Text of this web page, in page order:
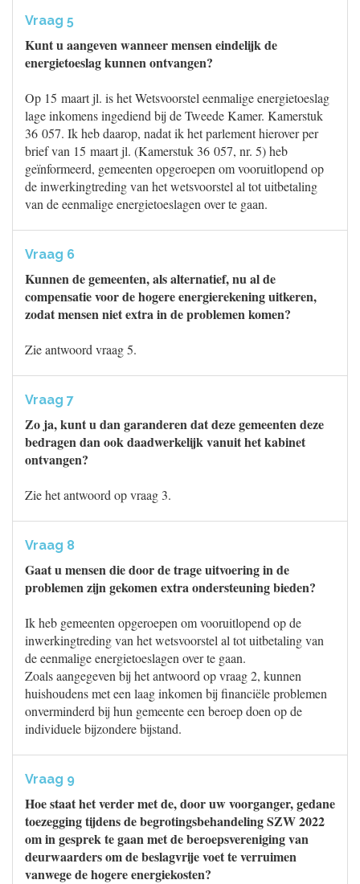
Vraag 5
Kunt u aangeven wanneer mensen eindelijk de
energietoeslag kunnen ontvangen?
Op 15 maart jl. is het Wetsvoorstel eenmalige energietoeslag
lage inkomens ingediend bij de Tweede Kamer. Kamerstuk
36 057. Ik heb daarop, nadat ik het parlement hierover per
brief van 15 maart jl. (Kamerstuk 36 057, nr. 5) heb
geïnformeerd, gemeenten opgeroepen om vooruitlopend op
de inwerkingtreding van het wetsvoorstel al tot uitbetaling
van de eenmalige energietoeslagen over te gaan.
Vraag 6
Kunnen de gemeenten, als alternatief, nu al de
compensatie voor de hogere energierekening uitkeren,
zodat mensen niet extra in de problemen komen?
Zie antwoord vraag 5.
Vraag 7
Zo ja, kunt u dan garanderen dat deze gemeenten deze
bedragen dan ook daadwerkelijk vanuit het kabinet
ontvangen?
Zie het antwoord op vraag 3.
Vraag 8
Gaat u mensen die door de trage uitvoering in de
problemen zijn gekomen extra ondersteuning bieden?
Ik heb gemeenten opgeroepen om vooruitlopend op de
inwerkingtreding van het wetsvoorstel al tot uitbetaling van
de eenmalige energietoeslagen over te gaan.
Zoals aangegeven bij het antwoord op vraag 2, kunnen
huishoudens met een laag inkomen bij financiële problemen
onverminderd bij hun gemeente een beroep doen op de
individuele bijzondere bijstand.
Vraag 9
Hoe staat het verder met de, door uw voorganger, gedane
toezegging tijdens de begrotingsbehandeling SZW 2022
om in gesprek te gaan met de beroepsvereniging van
deurwaarders om de beslagvrije voet te verruimen
vanwege de hogere energiekosten?